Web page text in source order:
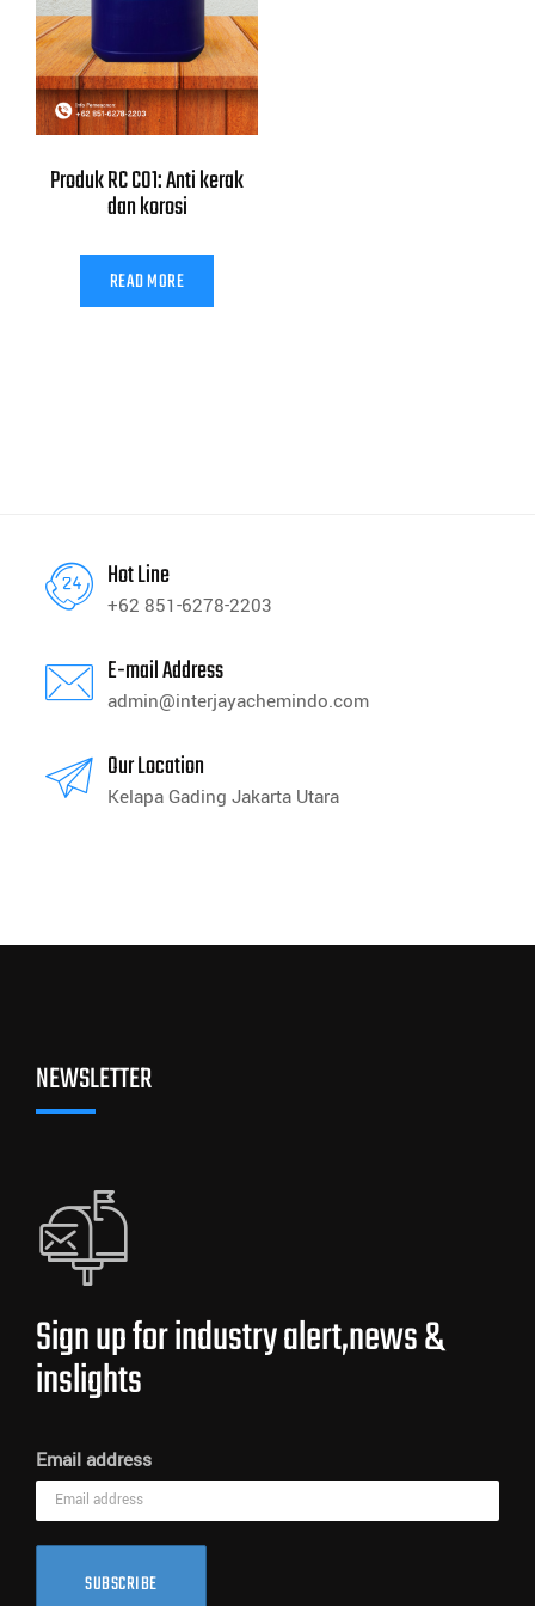
Produk RC C01: Anti kerak
dan korosi
READ MORE
Hot Line
+62 851-6278-2203
E-mail Address
admin@interjayachemindo.com
Our Location
Kelapa Gading Jakarta Utara
NEWSLETTER
Sign up for industry alert,news &
inslights
Email address
SUBSCRIBE